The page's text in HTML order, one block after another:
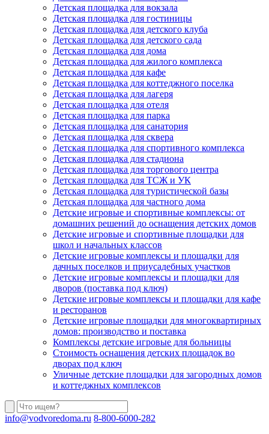
Детская площадка для вокзала
Детская площадка для гостиницы
Детская площадка для детского клуба
Детская площадка для детского сада
Детская площадка для дома
Детская площадка для жилого комплекса
Детская площадка для кафе
Детская площадка для коттеджного поселка
Детская площадка для лагеря
Детская площадка для отеля
Детская площадка для парка
Детская площадка для санатория
Детская площадка для сквера
Детская площадка для спортивного комплекса
Детская площадка для стадиона
Детская площадка для торгового центра
Детская площадка для ТСЖ и УК
Детская площадка для туристической базы
Детская площадка для частного дома
Детские игровые и спортивные комплексы: от
домашних решений до оснащения детских домов
Детские игровые и спортивные площадки для
школ и начальных классов
Детские игровые комплексы и площадки для
дачных поселков и приусадебных участков
Детские игровые комплексы и площадки для
дворов (поставка под ключ)
Детские игровые комплексы и площадки для кафе
и ресторанов
Детские игровые площадки для многоквартирных
домов: производство и поставка
Комплексы детские игровые для больницы
Стоимость оснащения детских площадок во
дворах под ключ
Уличные детские площадки для загородных домов
и коттеджных комплексов
info@vodvoredoma.ru 8-800-6000-282